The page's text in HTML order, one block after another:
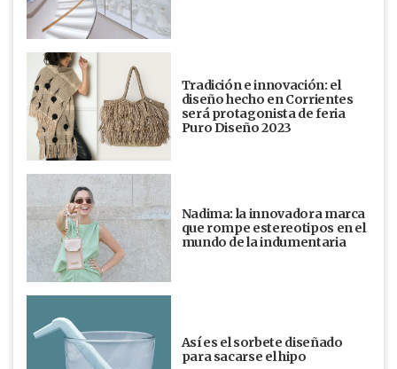
Tradición e innovación: el
diseño hecho en Corrientes
será protagonista de feria
Puro Diseño 2023
Nadima: la innovadora marca
que rompe estereotipos en el
mundo de la indumentaria
Así es el sorbete diseñado
para sacarse el hipo